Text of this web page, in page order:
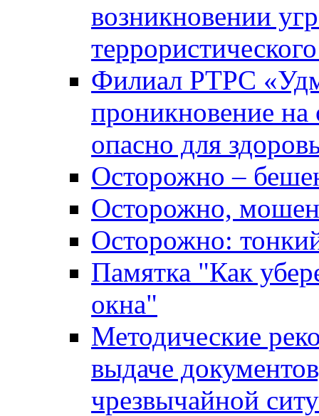
возникновении
Филиал РТРС
проникновение на
опасно для
Осторожно –
Осторожно,
Осторожно:
Памятка "Как
окна"
Методические
выдаче
чрезвычайной